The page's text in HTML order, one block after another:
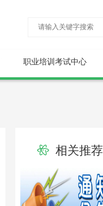
职业培训考试中心
相关推荐